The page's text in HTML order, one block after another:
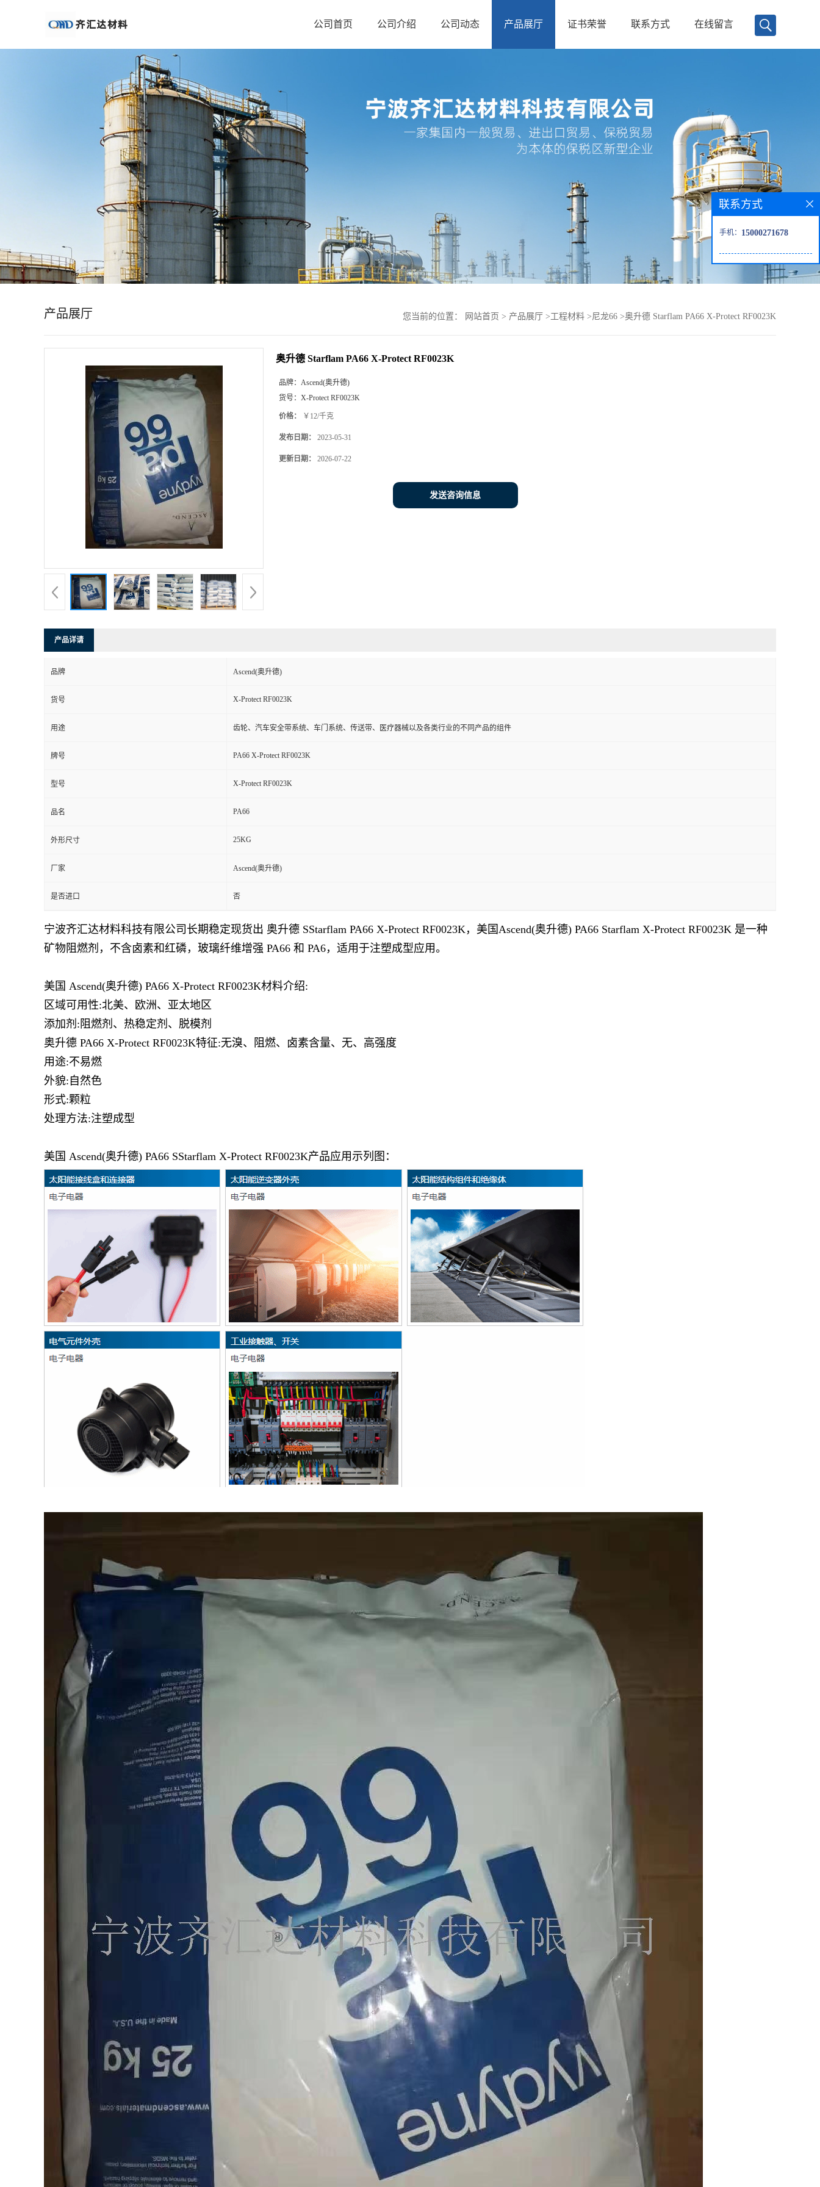
绍
公司首页 公司介绍 公司动态 产品展厅 证书荣誉 联系方式 在线留言
产品展厅 您当前的位置： 网站首页 > 产品展厅 >工程材料 >尼龙66 >奥升德 Starflam PA66 X-Protect RF0023K
奥升德 Starflam PA66 X-Protect RF0023K
品牌： Ascend(奥升德)
货号： X-Protect RF0023K
价格： ￥12/千克
发布日期： 2023-05-31
更新日期： 2026-07-22
发送咨询信息
产品详请
品牌 Ascend(奥升德)
货号 X-Protect RF0023K
用途 齿轮、汽车安全带系统、车门系统、传送带、医疗器械以及各类行业的不同产品的组件
牌号 PA66 X-Protect RF0023K
型号 X-Protect RF0023K
品名 PA66
外形尺寸 25KG
厂家 Ascend(奥升德)
是否进口 否
宁波齐汇达材料科技有限公司长期稳定现货出 奥升德 SStarflam PA66 X-Protect RF0023K，美国Ascend(奥升德) PA66 Starflam X-Protect RF0023K 是一种
矿物阻燃剂，不含卤素和红磷，玻璃纤维增强 PA66 和 PA6，适用于注塑成型应用。
美国 Ascend(奥升德) PA66 X-Protect RF0023K材料介绍:
区域可用性:北美、欧洲、亚太地区
添加剂:阻燃剂、热稳定剂、脱模剂
奥升德 PA66 X-Protect RF0023K特征:无溴、阻燃、卤素含量、无、高强度
用途:不易燃
外貌:自然色
形式:颗粒
处理方法:注塑成型
美国 Ascend(奥升德) PA66 SStarflam X-Protect RF0023K产品应用示列图：
联系方式
手机： 15000271678